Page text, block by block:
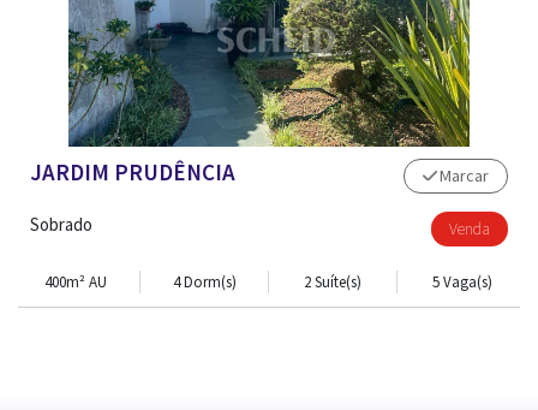
JARDIM PRUDÊNCIA
Sobrado
Marcar
Venda
400m² AU 4 Dorm(s) 2 Suíte(s) 5 Vaga(s)